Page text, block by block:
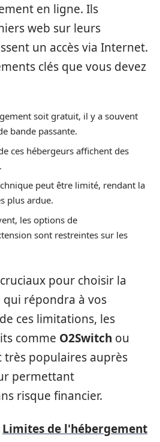
en ligne. Ils
web sur leurs
un accès via Internet.
clés que vous devez
soit gratuit, il y a souvent
bande passante.
ces hébergeurs affichent des
peut être limité, rendant la
plus ardue.
les options de
sont restreintes sur les
pour choisir la
répondra à vos
ces limitations, les
comme O2Switch ou
très populaires auprès
permettant
risque financier.
Limites de l'hébergement